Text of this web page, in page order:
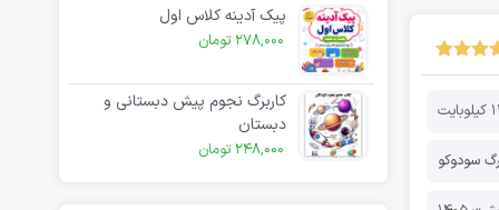
سودوکو
پیک آدینه کلاس اول
278,000 تومان
کاربرگ نجوم پیش دبستانی و
دبستان
248,000 تومان